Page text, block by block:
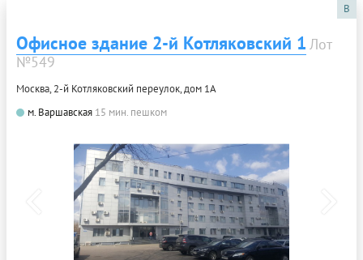
B
Офисное здание 2-й Котляковский 1 Лот
№549
Москва, 2-й Котляковский переулок, дом 1А
м. Варшавская 15 мин. пешком